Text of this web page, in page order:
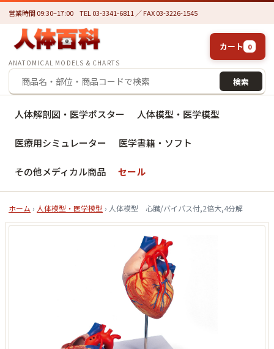
営業時間 09:30–17:00 TEL 03-3341-6811 ／ FAX 03-3226-1545
ANATOMICAL MODELS & CHARTS
検索
カート 0
人体解剖図・医学ポスター 人体模型・医学模型
医療用シミュレーター 医学書籍・ソフト
その他メディカル商品 セール
ホーム › 人体模型・医学模型 › 人体模型 心臓/バイパス付,2倍大,4分解